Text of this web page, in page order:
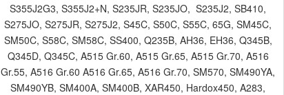
S355J2G3, S355J2+N, S235JR, S235JO, S235J2, SB410,
S275JO, S275JR, S275J2, S45C, S50C, S55C, 65G, SM45C,
SM50C, S58C, SM58C, SS400, Q235B, AH36, EH36, Q345B,
Q345D, Q345C, A515 Gr.60, A515 Gr.65, A515 Gr.70, A516
Gr.55, A516 Gr.60 A516 Gr.65, A516 Gr.70, SM570, SM490YA,
SM490YB, SM400A, SM400B, XAR450, Hardox450, A283,